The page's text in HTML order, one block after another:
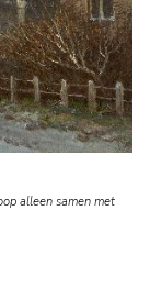
alleen samen met